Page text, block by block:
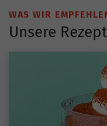
WAS WIR
Unsere